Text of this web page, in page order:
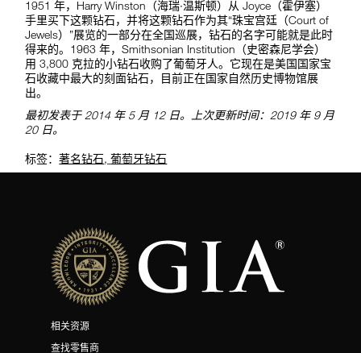
1951 年，Harry Winston（海瑞·温斯顿）从 Joyce（霍伊塞）
手里买下这颗钻石，并将这颗钻石作为其“珠宝宫廷（Court of
Jewels）”展览的一部分在全国巡展，钻石的名字可能就是此时
得来的。1963 年，Smithsonian Institution（史密森尼学会）
用 3,800 克拉的小钻石收购了葡萄牙人。它现在是美国国家宝
石收藏中最大的刻面钻石，目前正在国家自然历史博物馆展
出。
最初发表于 2014 年 5 月 12 日。上次更新时间：2019 年 9 月
20 日。
标签：著名钻石,葡萄牙钻石
相关资源
查找零售商